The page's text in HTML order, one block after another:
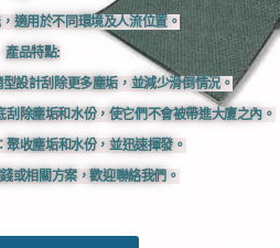
適用於不同環境及人流位置。
產品特點:
設計刮除更多塵垢，並減少滑倒情況。
除塵垢和水份，使它們不會被帶進大廈之內。
收塵垢和水份，並迅速揮發。​
或相關方案，歡迎聯絡我們。